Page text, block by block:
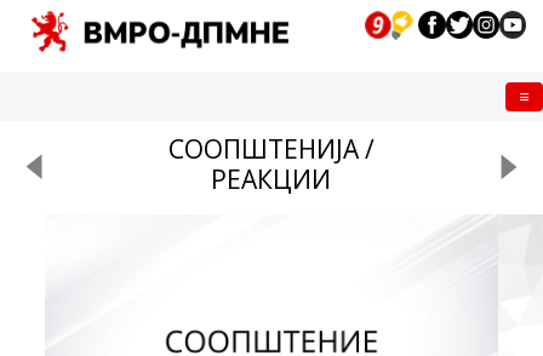
СООПШТЕНИЈА /
РЕАКЦИИ